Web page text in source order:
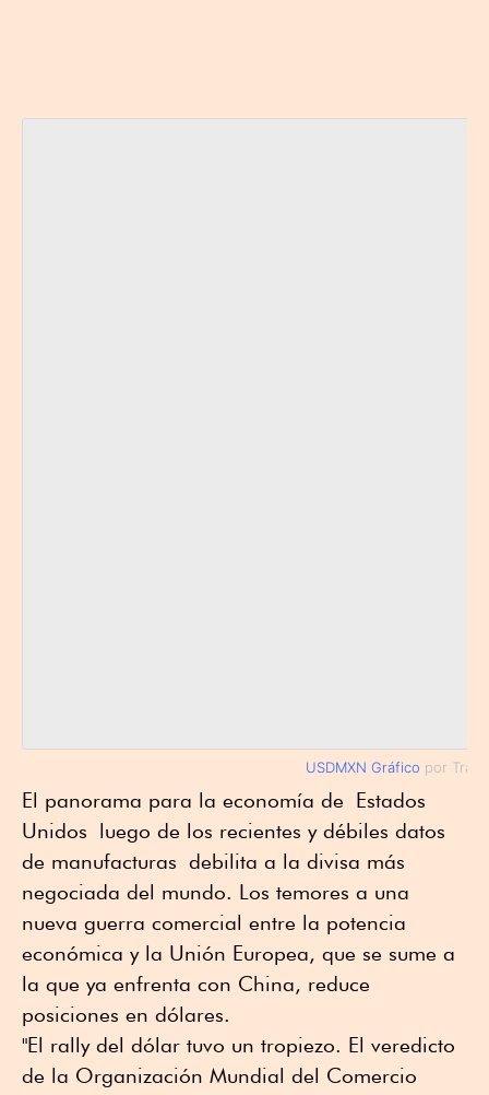
USDMXN Gráfico por
El panorama para la economía de Estados
Unidos luego de los recientes y débiles datos
de manufacturas debilita a la divisa más
negociada del mundo. Los temores a una
nueva guerra comercial entre la potencia
económica y la Unión Europea, que se sume a
la que ya enfrenta con China, reduce
posiciones en dólares.
"El rally del dólar tuvo un tropiezo. El veredicto
de la Organización Mundial del Comercio